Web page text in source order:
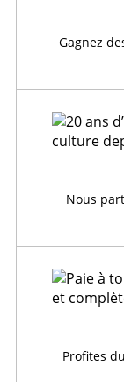
Gagnez
Nous
Profites